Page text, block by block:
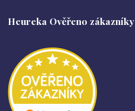
Heureka Ověřeno zákazníky